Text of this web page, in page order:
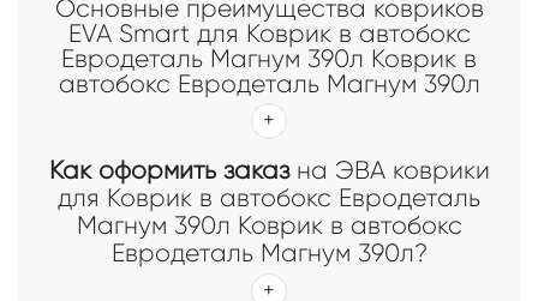
Основные преимущества ковриков
EVA Smart для Коврик в автобокс
Евродеталь Магнум 390л Коврик в
автобокс Евродеталь Магнум 390л
Как оформить заказна ЭВА коврики
для Коврик в автобокс Евродеталь
Магнум 390л Коврик в автобокс
Евродеталь Магнум 390л?